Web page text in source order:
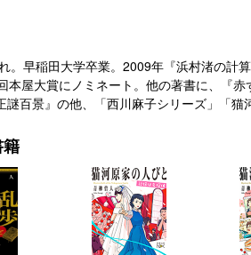
。早稲田大学卒業。2009年『浜村渚の計
本屋大賞にノミネート。他の著書に、『
百景』の他、「西川麻子シリーズ」「猫